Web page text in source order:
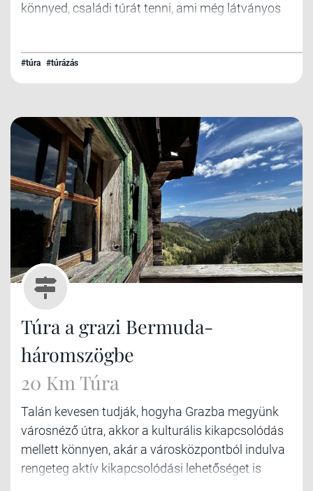
könnyed, családi túrát tenni, ami még látványos
#túra #túrázás
Túra a grazi Bermuda-
háromszögbe
20 Km Túra
Talán kevesen tudják, hogyha Grazba megyünk
városnéző útra, akkor a kulturális kikapcsolódás
mellett könnyen, akár a városközpontból indulva
rengeteg aktív kikapcsolódási lehetőséget is